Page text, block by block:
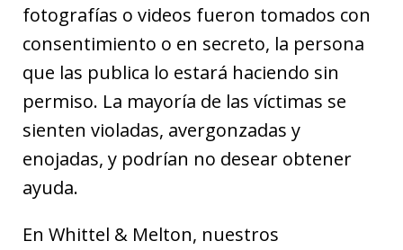
fotografías o videos fueron tomados con
consentimiento o en secreto, la persona
que las publica lo estará haciendo sin
permiso. La mayoría de las víctimas se
sienten violadas, avergonzadas y
enojadas, y podrían no desear obtener
ayuda.
En Whittel & Melton, nuestros